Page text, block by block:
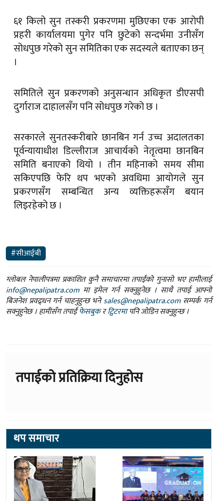
६१ किलो सुन तस्करी प्रकरणमा मुछिएका एक आरोपी
प्रहरी कार्यालयमा पुगेर पनि छुटेको सन्दर्भमा उनीसँग
सोधपुछ गरेको सुन समितिका एक सदस्यले बताएका छन्
।
समितिले सुन प्रकरणको अनुसन्धान अधिकृत डीएसपी
दुर्गाराज दाहालसँग पनि सोधपुछ गरेको छ ।
सरकारले सुनतस्करीबारे छानबिन गर्न उच्च अदालतका
पूर्वन्यायाधीश डिल्लीराज आचार्यको नेतृत्वमा छानबिन
समिति बनाएको थियो । तीन महिनाको समय सीमा
सकिएपछि फेरि थप भएको अवधिमा आयोगले सुन
प्रकरणसँग सम्बन्धित अन्य व्यक्तिहरूसँग बयान
लिइरहेको छ ।
#सीआईबी
ग्लोबल नेपालीपत्रमा प्रकाशित कुनै समाचारमा तपाईंको गुनासो भए हामीलाई
info@nepalipatra.comमा इमेल गर्न सक्नुहुनेछ । साथै तपाई आफ्नो
बिजनेश प्रवद्र्धन गर्न चाहनुहुन्छ भनेsales@nepalipatra.comसम्पर्क गर्न
सक्नुहुनेछ । हामीसँग तपाईंफेसबुकरट्विटरमापनि जोडिन सक्नुहुन्छ ।
तपाईको प्रतिक्रिया दिनुहोस
थप समाचार